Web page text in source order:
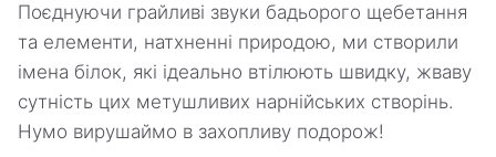
Поєднуючи грайливі звуки бадьорого щебетання
та елементи, натхненні природою, ми створили
імена білок, які ідеально втілюють швидку, жваву
сутність цих метушливих нарнійських створінь.
Нумо вирушаймо в захопливу подорож!